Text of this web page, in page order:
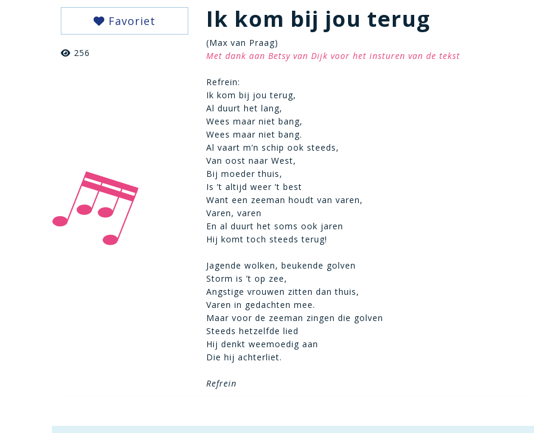
Favoriet
256
Ik kom bij jou terug
(Max van Praag)
Met dank aan Betsy van Dijk voor het insturen van de tekst
Refrein:
Ik kom bij jou terug,
Al duurt het lang,
Wees maar niet bang,
Wees maar niet bang.
Al vaart m’n schip ook steeds,
Van oost naar West,
Bij moeder thuis,
Is ’t altijd weer ’t best
Want een zeeman houdt van varen,
Varen, varen
En al duurt het soms ook jaren
Hij komt toch steeds terug!
Jagende wolken, beukende golven
Storm is ’t op zee,
Angstige vrouwen zitten dan thuis,
Varen in gedachten mee.
Maar voor de zeeman zingen die golven
Steeds hetzelfde lied
Hij denkt weemoedig aan
Die hij achterliet.
Refrein